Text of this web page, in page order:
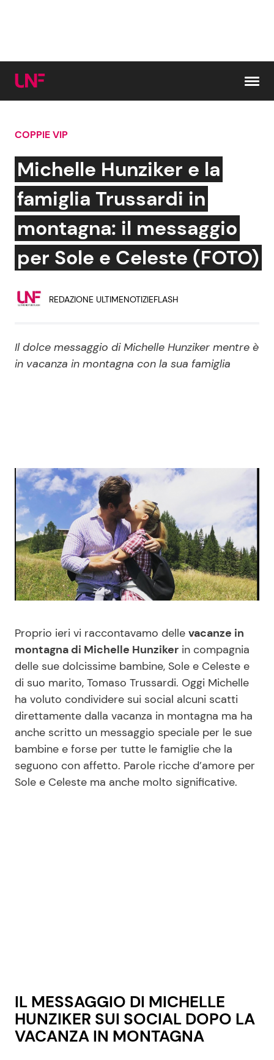
Cerca:
News e Cronaca
Attualità Italiana
Dal Mondo
Politica
Gossip e TV
Bellezze VIP
Coppie VIP
Reality e Talent
News Musica
News Spettacolo
Benessere
Casa
Moda e Style
Mondo Mamma
News benessere
Salute
Viaggi e Turismo
Cucina e Ricette
Consigli di Cucina
Dolci
Le Ricette in TV
Primi Piatti
Ricette Facili e Veloci
Ricette Feste
Redazione
Contattaci
COPPIE VIP
Michelle Hunziker e la
famiglia Trussardi in
montagna: il messaggio
per Sole e Celeste (FOTO)
REDAZIONE ULTIMENOTIZIEFLASH
Il dolce messaggio di Michelle Hunziker mentre è
in vacanza in montagna con la sua famiglia
Proprio ieri vi raccontavamo delle vacanze in
montagna di Michelle Hunziker in compagnia
delle sue dolcissime bambine, Sole e Celeste e
di suo marito, Tomaso Trussardi. Oggi Michelle
ha voluto condividere sui social alcuni scatti
direttamente dalla vacanza in montagna ma ha
anche scritto un messaggio speciale per le sue
bambine e forse per tutte le famiglie che la
seguono con affetto. Parole ricche d’amore per
Sole e Celeste ma anche molto significative.
IL MESSAGGIO DI MICHELLE
HUNZIKER SUI SOCIAL DOPO LA
VACANZA IN MONTAGNA